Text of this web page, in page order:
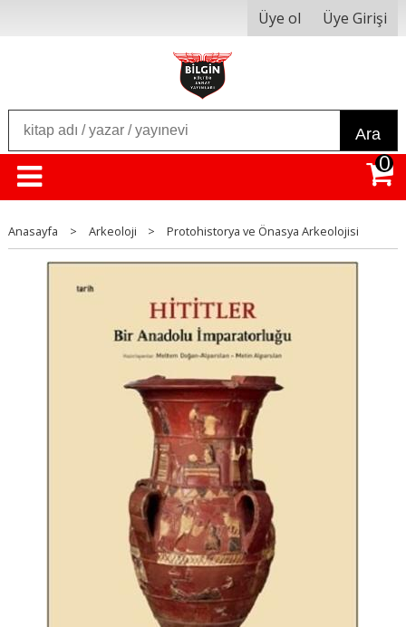
Üye ol Üye Girişi
Ara
0
Anasayfa > Arkeoloji > Protohistorya ve Önasya Arkeolojisi